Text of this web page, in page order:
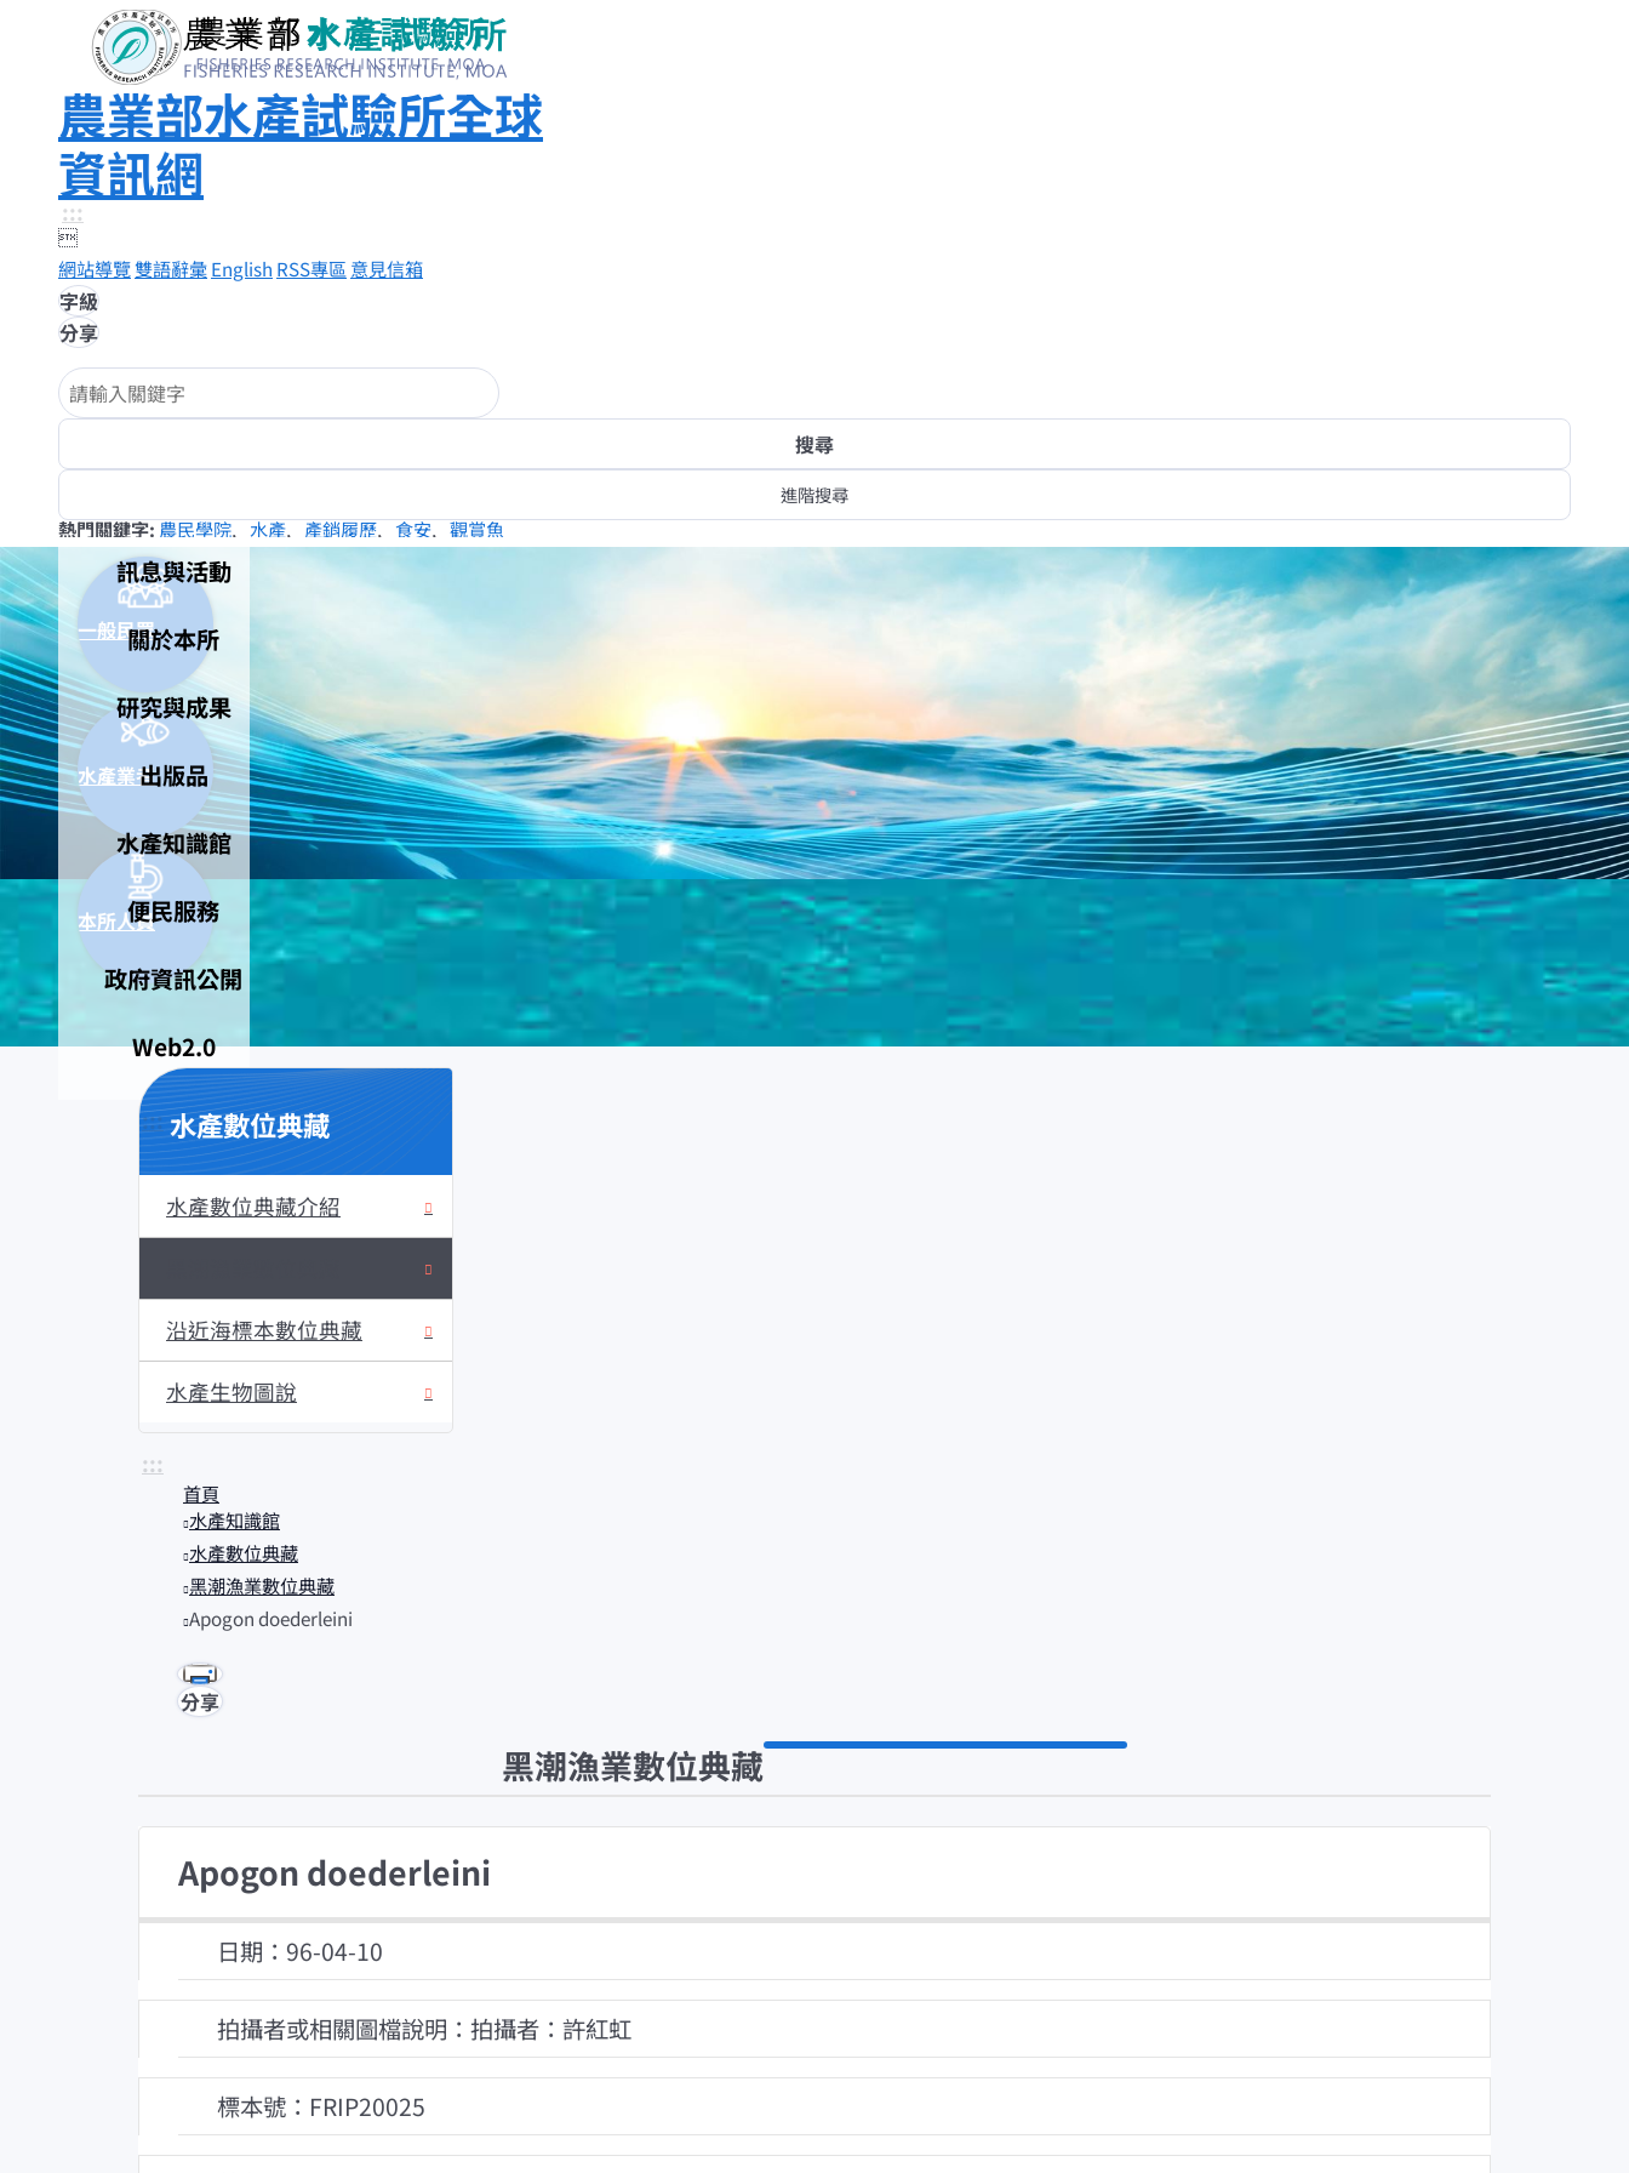
農業部水產試驗所全球
資訊網
:::

網站導覽雙語辭彙English RSS專區 意見信箱
字級
分享
熱門關鍵字 農民學院 水產 產銷履歷 食安 觀賞魚
訊息與活動
關於本所
研究與成果
出版品
水產知識館
便民服務
政府資訊公開
Web2.0
一般民眾
水產業者
本所人員
::: 水產數位典藏
水產數位典藏介紹
沿近海標本數位典藏
水產生物圖說
:::
首頁
水產知識館
水產數位典藏
黑潮漁業數位典藏
Apogon doederleini
分享
黑潮漁業數位典藏
Apogon doederleini
日期：96-04-10
拍攝者或相關圖檔說明：拍攝者：許紅虹
標本號：FRIP20025